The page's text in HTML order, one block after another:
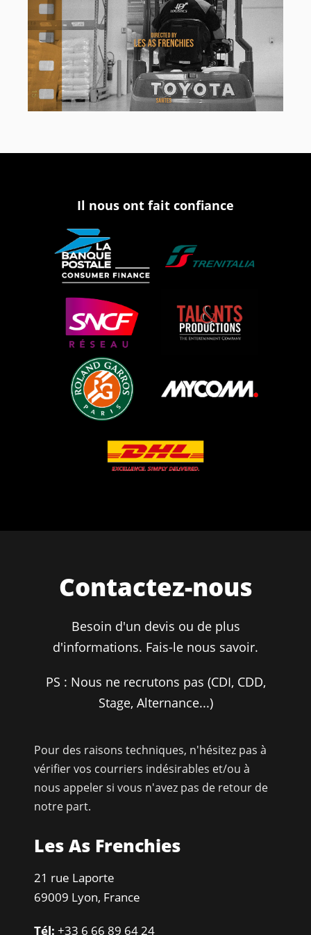
Il nous ont fait confiance
Contactez-nous
Besoin d'un devis ou de plus
d'informations. Fais-le nous savoir.
PS : Nous ne recrutons pas (CDI, CDD,
Stage, Alternance...)
Pour des raisons techniques, n'hésitez pas à
vérifier vos courriers indésirables et/ou à
nous appeler si vous n'avez pas de retour de
notre part.
Les As Frenchies
21 rue Laporte
69009 Lyon, France
Tél: +33 6 66 89 64 24